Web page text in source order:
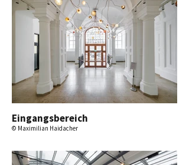
Eingangsbereich
© Maximilian Haidacher